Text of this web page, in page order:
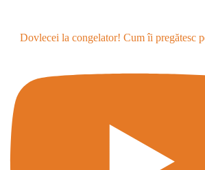
Dovlecei la congelator! Cum îi pregătesc